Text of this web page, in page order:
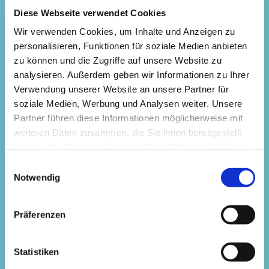
Diese Webseite verwendet Cookies
Wir verwenden Cookies, um Inhalte und Anzeigen zu
personalisieren, Funktionen für soziale Medien anbieten
zu können und die Zugriffe auf unsere Website zu
analysieren. Außerdem geben wir Informationen zu Ihrer
Verwendung unserer Website an unsere Partner für
soziale Medien, Werbung und Analysen weiter. Unsere
Partner führen diese Informationen möglicherweise mit
weiteren Daten zusammen, die Sie ihnen bereitgestellt
Notwendig
Präferenzen
Statistiken
(Warteliste)
Entspannungszeit mit Klangschalen | Dienstag 16:45 -
18:00 Uhr | Kurszeitraum 19.05.2026 – 23.06.2026
Yoga mit Baby ab dem Krabbelalter | Mittwoch 15:00-
16:30 Uhr | Kurszeitraum 15.04.2026 – 17.06.2026
(Warteliste)
24.04.2026 – 19.06.2026
Kurszeitraum 15.04.2026 – 24.06.2026